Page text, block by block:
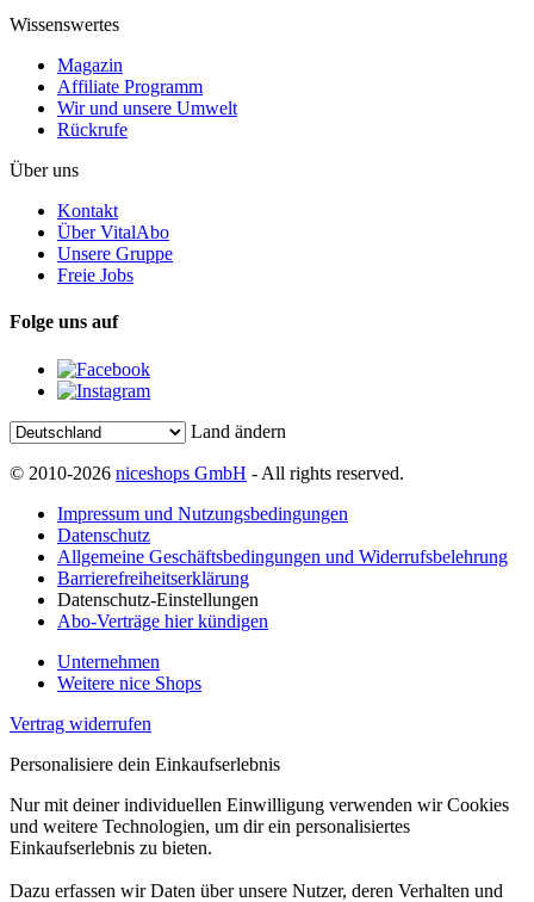
Wissenswertes
Magazin
Affiliate Programm
Wir und unsere Umwelt
Rückrufe
Über uns
Kontakt
Über VitalAbo
Unsere Gruppe
Freie Jobs
Folge uns auf
Land ändern
© 2010-2026 niceshops GmbH - All rights reserved.
Impressum und Nutzungsbedingungen
Datenschutz
Allgemeine Geschäftsbedingungen und Widerrufsbelehrung
Barrierefreiheitserklärung
Datenschutz-Einstellungen
Abo-Verträge hier kündigen
Unternehmen
Weitere nice Shops
Vertrag widerrufen
Personalisiere dein Einkaufserlebnis
Nur mit deiner individuellen Einwilligung verwenden wir Cookies
und weitere Technologien, um dir ein personalisiertes
Einkaufserlebnis zu bieten.
Dazu erfassen wir Daten über unsere Nutzer, deren Verhalten und